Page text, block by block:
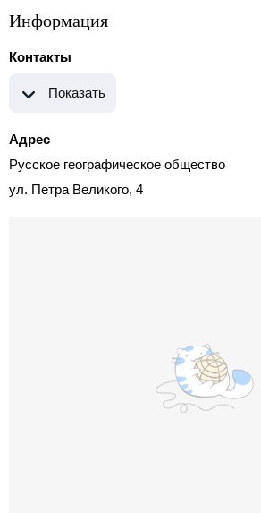
Информация
Контакты
Показать
Адрес
Русское географическое общество
ул. Петра Великого, 4